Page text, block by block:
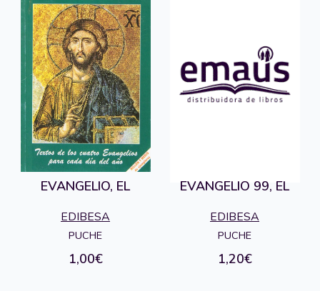
EVANGELIO, EL
EDIBESA
PUCHE
1,00€
EVANGELIO 99, EL
EDIBESA
PUCHE
1,20€